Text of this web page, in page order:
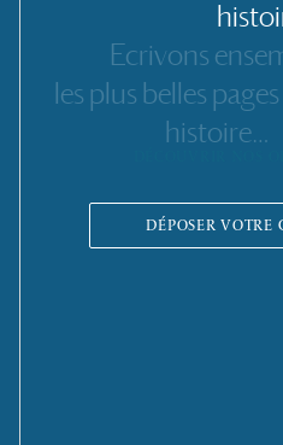
Ecrivons
les plus belles pages
histoire…
DÉPOSER